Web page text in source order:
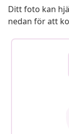
Ditt foto kan
nedan för att